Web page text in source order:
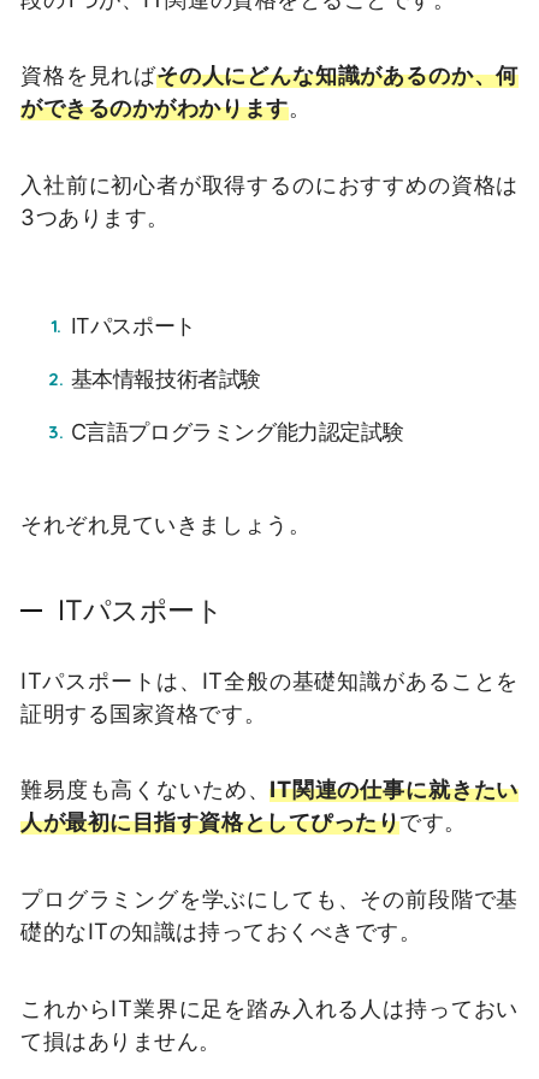
資格を見ればその人にどんな知識があるのか、何
ができるのかがわかります。
入社前に初心者が取得するのにおすすめの資格は
3つあります。
ITパスポート
基本情報技術者試験
C言語プログラミング能力認定試験
それぞれ見ていきましょう。
ITパスポート
ITパスポートは、IT全般の基礎知識があることを
証明する国家資格です。
難易度も高くないため、IT関連の仕事に就きたい
人が最初に目指す資格としてぴったりです。
プログラミングを学ぶにしても、その前段階で基
礎的なITの知識は持っておくべきです。
これからIT業界に足を踏み入れる人は持っておい
て損はありません。